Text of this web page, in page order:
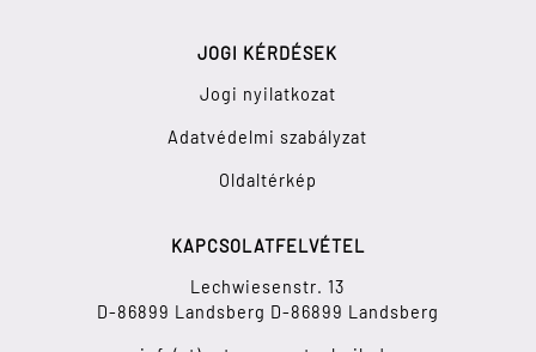
JOGI KÉRDÉSEK
Jogi nyilatkozat
Adatvédelmi szabályzat
Oldaltérkép
KAPCSOLATFELVÉTEL
Lechwiesenstr. 13
D-86899 Landsberg D-86899 Landsberg